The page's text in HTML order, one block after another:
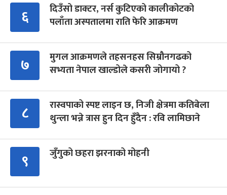
६
दिउँसो डाक्टर, नर्स कुटिएको कालीकोटको
पलाँता अस्पतालमा राति फेरि आक्रमण
७
मुगल आक्रमणले तहसनहस सिम्रौनगढको
सभ्यता नेपाल खाल्डोले कसरी जोगायो ?
८
रास्वपाको स्पष्ट लाइन छ, निजी क्षेत्रमा कतिबेला
थुन्ला भन्ने त्रास हुन दिन हुँदैन : रवि लामिछाने
९ जुँगुको छहरा झरनाको मोहनी